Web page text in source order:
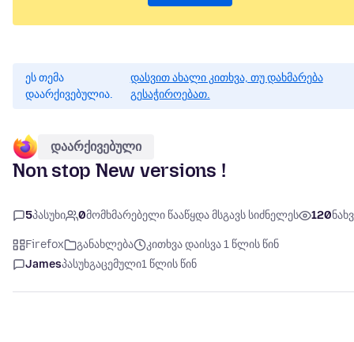
ეს თემა
დაარქივებულია.
დასვით ახალი კითხვა, თუ დახმარება
გესაჭიროებათ.
დაარქივებული
Non stop New versions !
5პასუხი 0მომხმარებელი წააწყდა მსგავს სიძნელეს 120
Firefox განახლება
კითხვა დაისვა 1 წლის წინ
Jamesპასუხგაცემული1 წლის წინ